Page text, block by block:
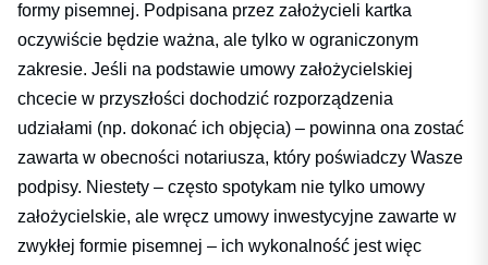
formy pisemnej. Podpisana przez założycieli kartka
oczywiście będzie ważna, ale tylko w ograniczonym
zakresie. Jeśli na podstawie umowy założycielskiej
chcecie w przyszłości dochodzić rozporządzenia
udziałami (np. dokonać ich objęcia) – powinna ona zostać
zawarta w obecności notariusza, który poświadczy Wasze
podpisy. Niestety – często spotykam nie tylko umowy
założycielskie, ale wręcz umowy inwestycyjne zawarte w
zwykłej formie pisemnej – ich wykonalność jest więc